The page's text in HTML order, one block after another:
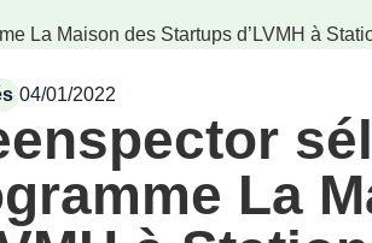
La Maison des Startups d’LVMH à
04/01/2022
La